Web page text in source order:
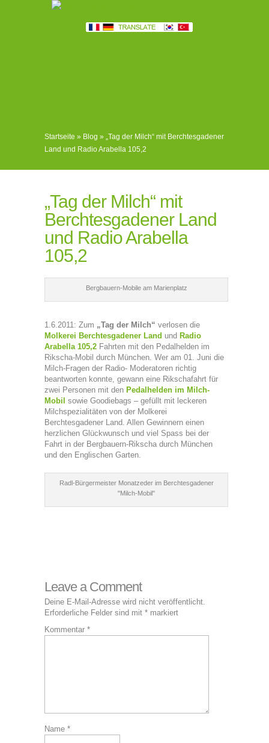
Startseite » Blog » „Tag der Milch“ mit Berchtesgadener
Land und Radio Arabella 105,2
„Tag der Milch“ mit
Berchtesgadener Land
und Radio Arabella
105,2
Bergbauern-Mobile am Marienplatz
1.6.2011: Zum „Tag der Milch“ verlosen die
Molkerei Berchtesgadener Land und Radio
Arabella 105,2 Fahrten mit den Pedalhelden im
Rikscha-Mobil durch München. Wer am 01. Juni die
Milch-Fragen der Radio- Moderatoren richtig
beantworten konnte, gewann eine Rikschafahrt für
zwei Personen mit den Pedalhelden im Milch-
Mobil sowie Goodiebags – gefüllt mit leckeren
Milchspezialitäten von der Molkerei
Berchtesgadener Land. Allen Gewinnern einen
herzlichen Glückwunsch und viel Spass bei der
Fahrt in der Bergbauern-Rikscha durch München
und den Englischen Garten.
Radl-Bürgermeister Monatzeder im Berchtesgadener
"Milch-Mobil"
Leave a Comment
Deine E-Mail-Adresse wird nicht veröffentlicht.
Erforderliche Felder sind mit * markiert
Kommentar *
Name *